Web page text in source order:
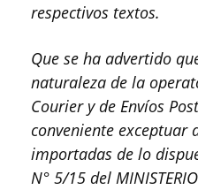
respectivos textos.
Que se ha advertido
naturaleza de la
Courier y de Envíos
conveniente exceptuar
importadas de lo
N° 5/15 del